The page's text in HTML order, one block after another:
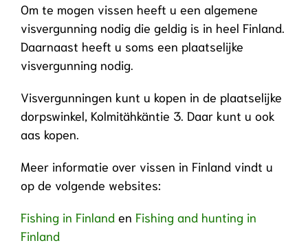
Om te mogen vissen heeft u een algemene
visvergunning nodig die geldig is in heel Finland.
Daarnaast heeft u soms een plaatselijke
visvergunning nodig.
Visvergunningen kunt u kopen in de plaatselijke
dorpswinkel, Kolmitähkäntie 3. Daar kunt u ook
aas kopen.
Meer informatie over vissen in Finland vindt u
op de volgende websites:
Fishing in Finland en Fishing and hunting in
Finland